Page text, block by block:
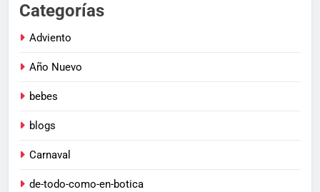
Categorías
Adviento
Año Nuevo
bebes
blogs
Carnaval
de-todo-como-en-botica